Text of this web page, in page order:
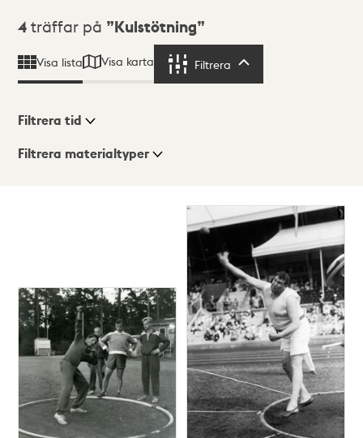
Sökresultat
4 träffar på Kulstötning
Visa lista Visa karta Filtrera
Visningsläge
Filtrera tid
Filtrera materialtyper